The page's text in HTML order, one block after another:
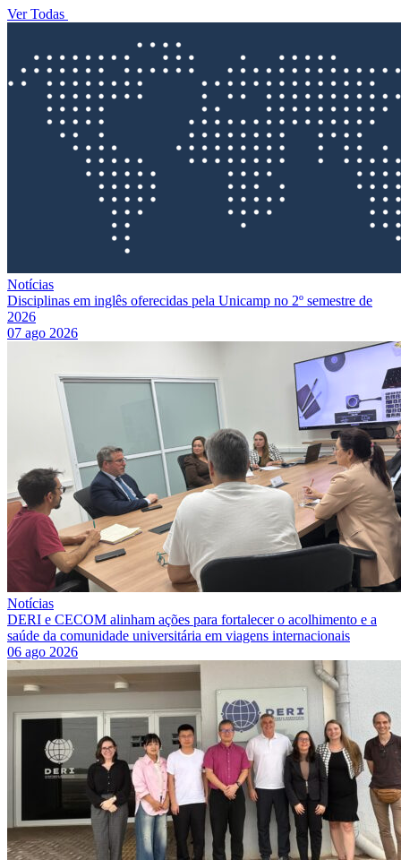
Ver Todas
Notícias
Disciplinas em inglês oferecidas pela Unicamp no 2º semestre de
2026
07 ago 2026
Notícias
DERI e CECOM alinham ações para fortalecer o acolhimento e a
saúde da comunidade universitária em viagens internacionais
06 ago 2026